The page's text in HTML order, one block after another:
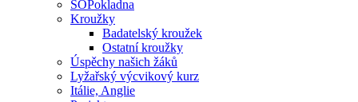
ŠOPokladna
Kroužky
Badatelský kroužek
Ostatní kroužky
Úspěchy našich žáků
Lyžařský výcvikový kurz
Itálie, Anglie